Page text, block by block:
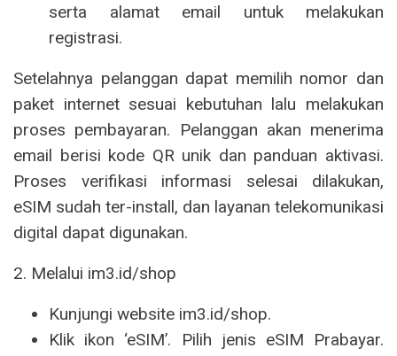
serta alamat email untuk melakukan
registrasi.
Setelahnya pelanggan dapat memilih nomor dan
paket internet sesuai kebutuhan lalu melakukan
proses pembayaran. Pelanggan akan menerima
email berisi kode QR unik dan panduan aktivasi.
Proses verifikasi informasi selesai dilakukan,
eSIM sudah ter-install, dan layanan telekomunikasi
digital dapat digunakan.
2. Melalui im3.id/shop
Kunjungi website im3.id/shop.
Klik ikon ‘eSIM’. Pilih jenis eSIM Prabayar.